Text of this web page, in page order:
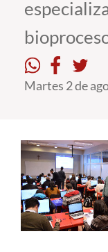
Académicos
Funcionarios
Alumni
Martes 2 de